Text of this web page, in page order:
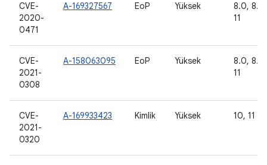
CVE-
2020-
0471
A-169327567 EoP Yüksek
8.0, 8.1,
11
CVE-
2021-
0308
A-158063095 EoP Yüksek
8.0, 8.1,
11
CVE-
2021-
0320
A-169933423 Kimlik Yüksek 10, 11